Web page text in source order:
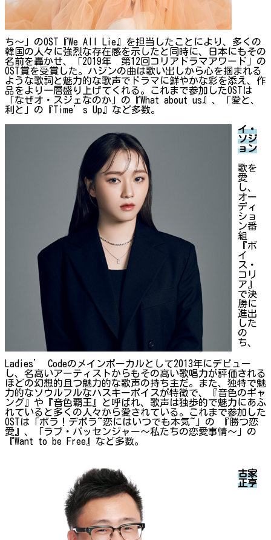
ち〜」のOST『We All Lie』を担当したことにより、多くの
韓国の人々に強烈な存在感を示したと同時に、日本にもその
名前を轟かせ、「2019年 第12回コリアドラマアワード」の
OST賞を受賞した。ハジンの曲は歌い出しから心を掴まれる
ような歌詞と魅力的な歌声でドラマに鮮やかな彩を添え、作
品をより一層盛り上げてくれる。これまで参加したOSTは
「なぜオ・スジェなのか」の『What about us』、「愛と、
利と」の『Time’s Up』など多数。
イ・
ソジ
ョン
歌を
愛
し、
オー
ディ
ショ
ン番
組
『ボ
イ
ス・
コリ
ア』
で決
勝に
進出
した
の
ち、
Ladies’ Codeのメインボーカルとして2013年にデビュー
し、名高いアーティストからもその高い歌唱力が評価される
ほどの幻想的且つ魅力的な歌声の持ち主だ。また、独特で魅
力的なソウルフルなハスキーボイスが特徴で、『音色のギャ
ング』や『音色覇王』と呼ばれ、歌声は独歩的で魅力にあふ
れていると多くの人々から愛されている。これまで参加した
OSTは「ボラ！デボラ~恋にはいつでも本気~」の 『勝つ恋
愛』、「ラブ・パッセンジャー～私たちの恋愛事情～」の
『Want to be Free』など多数。
古家
正亨